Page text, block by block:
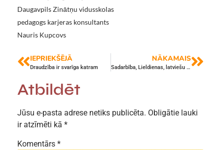
Daugavpils Zinātņu vidusskolas
pedagogs karjeras konsultants
Nauris Kupcovs
IEPRIEKŠĒJĀ
Draudzība ir svarīga katram
NĀKAMAIS
Sadarbība, Lieldienas, latviešu un angļu valoda
Atbildēt
Jūsu e-pasta adrese netiks publicēta. Obligātie lauki
ir atzīmēti kā *
Komentārs *